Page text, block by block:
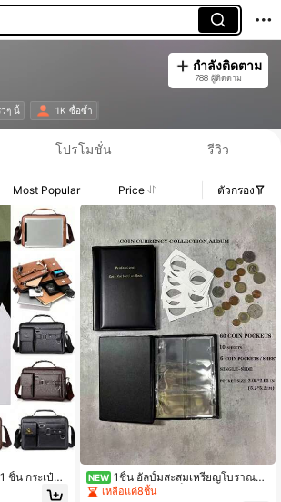
กำลังติดตาม
788 ผู้ติดตาม
ๆ นี้ 1K ซื้อซ้ำ
โปรโมชั่น รีวิว
Most Popular Price ตัวกรอง
ชิ้น กระเป๋าส
ค์ ถือได้ กระเ
NEW 1ชิ้น อัลบั้มสะสมเหรียญโบราณสี
ดำ 60 ช่อง หนังสือเก็บเหรียญอเนกประ
เหลือแค่8ชิ้น